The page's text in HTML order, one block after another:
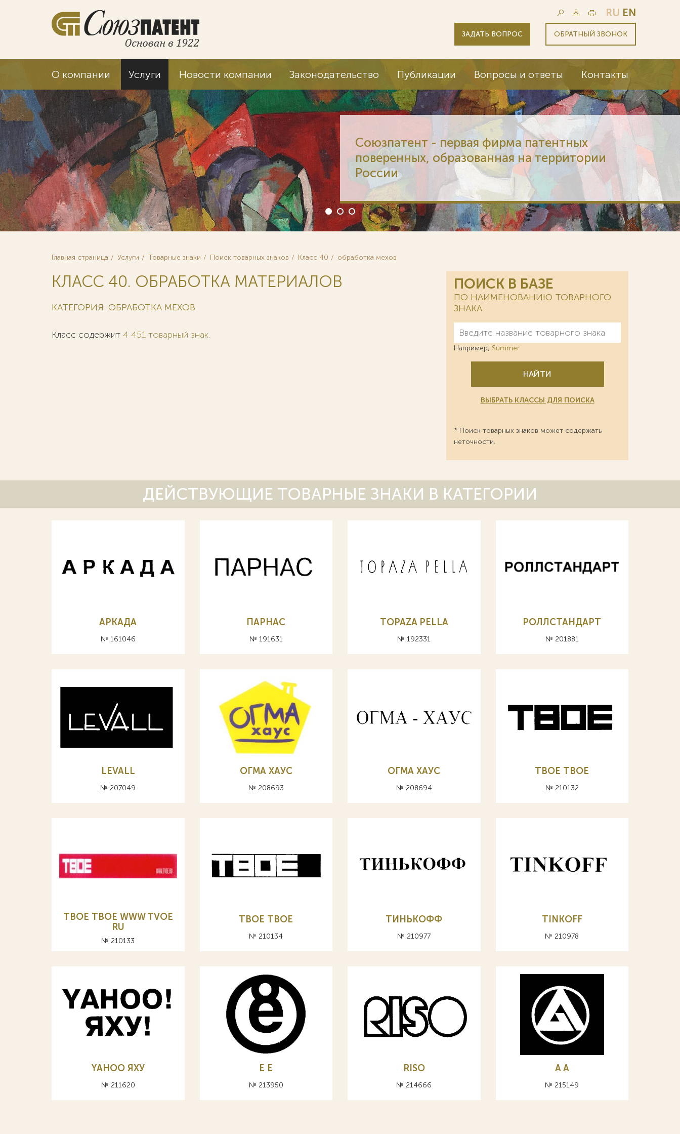
RU EN
ЗАДАТЬ ВОПРОС ОБРАТНЫЙ ЗВОНОК
О компании Услуги Новости компании Законодательство Публикации Вопросы и ответы Контакты
Союзпатент - первая фирма патентных
поверенных, образованная на территории
России
Главная страница Услуги Товарные знаки Поиск товарных знаков Класс 40 обработка мехов
КЛАСС 40. ОБРАБОТКА МАТЕРИАЛОВ
КАТЕГОРИЯ: ОБРАБОТКА МЕХОВ
Класс содержит 4 451 товарный знак.
ПОИСК В БАЗЕ
ПО НАИМЕНОВАНИЮ ТОВАРНОГО
ЗНАКА
Например, Summer
НАЙТИ
ВЫБРАТЬ КЛАССЫ ДЛЯ ПОИСКА
* Поиск товарных знаков может содержать
неточности.
ДЕЙСТВУЮЩИЕ ТОВАРНЫЕ ЗНАКИ В КАТЕГОРИИ
АРКАДА
№ 161046
ПАРНАС
№ 191631
TOPAZA PELLA
№ 192331
РОЛЛСТАНДАРТ
№ 201881
LEVALL
№ 207049
ОГМА ХАУС
№ 208693
ОГМА ХАУС
№ 208694
TBOE ТВОЕ
№ 210132
TBOE ТВОЕ WWW TVOE
RU
№ 210133
TBOE ТВОЕ
№ 210134
ТИНЬКОФФ
№ 210977
TINKOFF
№ 210978
YAHOO ЯХУ
№ 211620
E Е
№ 213950
RISO
№ 214666
A А
№ 215149